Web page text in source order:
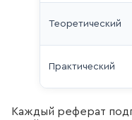
Теоретический
Практический
Каждый реферат